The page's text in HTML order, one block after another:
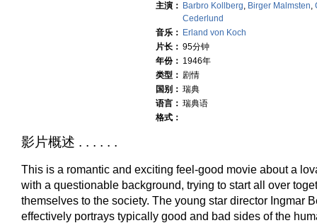
主演： Barbro Kollberg, Birger Malmsten,
Cederlund
音乐： Erland von Koch
片长： 95分钟
年份： 1946年
类型： 剧情
国别： 瑞典
语言： 瑞典语
格式：
影片概述 . . . . . .
This is a romantic and exciting feel-good movie about a
with a questionable background, trying to start all over
themselves to the society. The young star director Ingmar
effectively portrays typically good and bad sides of the